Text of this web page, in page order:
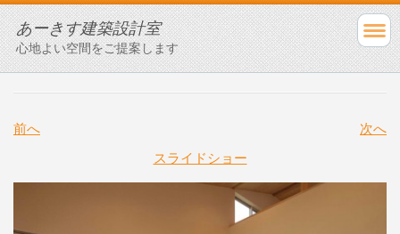
あーきす建築設計室
心地よい空間をご提案します
前へ
次へ
スライドショー